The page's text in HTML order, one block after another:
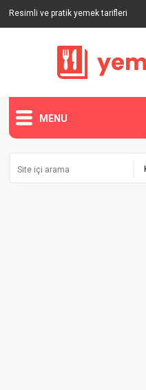
Resimli ve pratik yemek tarifleri
MENU